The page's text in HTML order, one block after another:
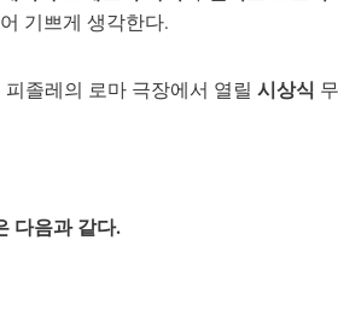
기쁘게 생각한다.
피졸레의 로마 극장에서 열릴 시상식
다음과 같다.